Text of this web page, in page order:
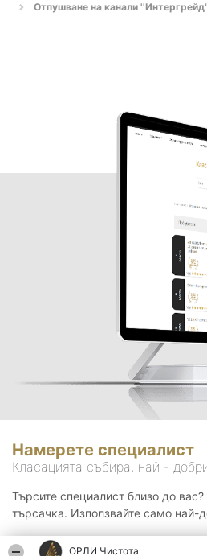
ОРЛИ Чистота
Отпушване на канали
Намерете специалист
Класацията събира, най -
Търсите специалист близо до
търсачка. Използвайте само най-